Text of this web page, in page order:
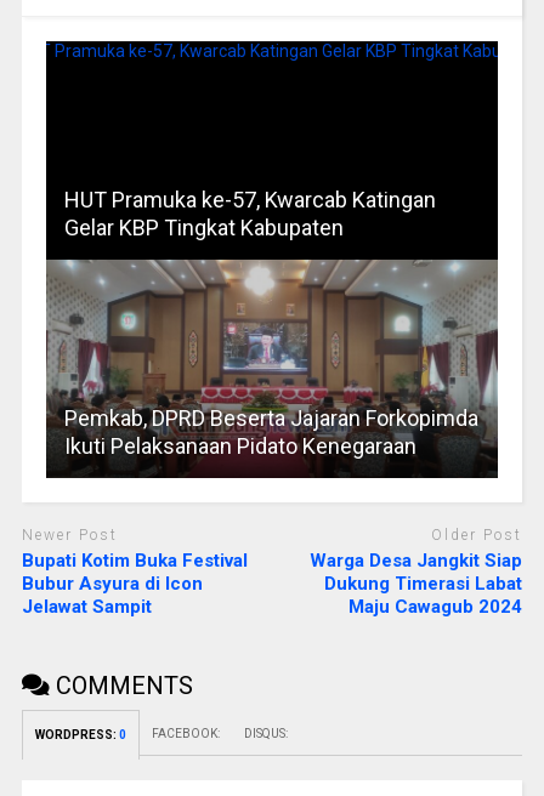
HUT Pramuka ke-57, Kwarcab Katingan
Gelar KBP Tingkat Kabupaten
Pemkab, DPRD Beserta Jajaran Forkopimda
Ikuti Pelaksanaan Pidato Kenegaraan
Newer Post
Bupati Kotim Buka Festival
Bubur Asyura di Icon
Jelawat Sampit
Older Post
Warga Desa Jangkit Siap
Dukung Timerasi Labat
Maju Cawagub 2024
COMMENTS
WORDPRESS: 0 FACEBOOK: DISQUS: